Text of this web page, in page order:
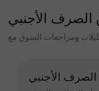
الصرف الأجنبي
الأجنبي